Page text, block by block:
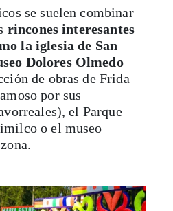
se suelen combinar
rincones interesantes
la iglesia de San
Dolores Olmedo
de obras de Frida
por sus
el Parque
o el museo